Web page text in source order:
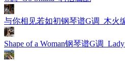
与你相见若如初钢琴谱G调_木火
Shape of a Woman钢琴谱G调